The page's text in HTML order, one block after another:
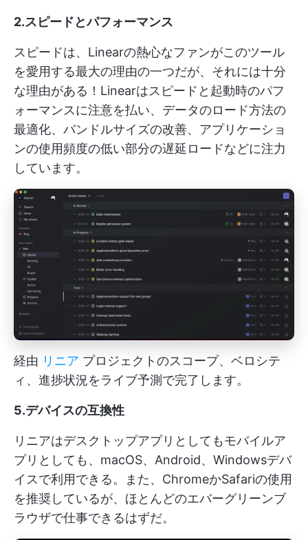
2.スピードとパフォーマンス
スピードは、Linearの熱心なファンがこのツール
を愛用する最大の理由の一つだが、それには十分
な理由がある！Linearはスピードと起動時のパフ
ォーマンスに注意を払い、データのロード方法の
最適化、バンドルサイズの改善、アプリケーショ
ンの使用頻度の低い部分の遅延ロードなどに注力
しています。
経由 リニア プロジェクトのスコープ、ベロシテ
ィ、進捗状況をライブ予測で完了します。
5.デバイスの互換性
リニアはデスクトップアプリとしてもモバイルア
プリとしても、macOS、Android、Windowsデバ
イスで利用できる。また、ChromeかSafariの使用
を推奨しているが、ほとんどのエバーグリーンブ
ラウザで仕事できるはずだ。